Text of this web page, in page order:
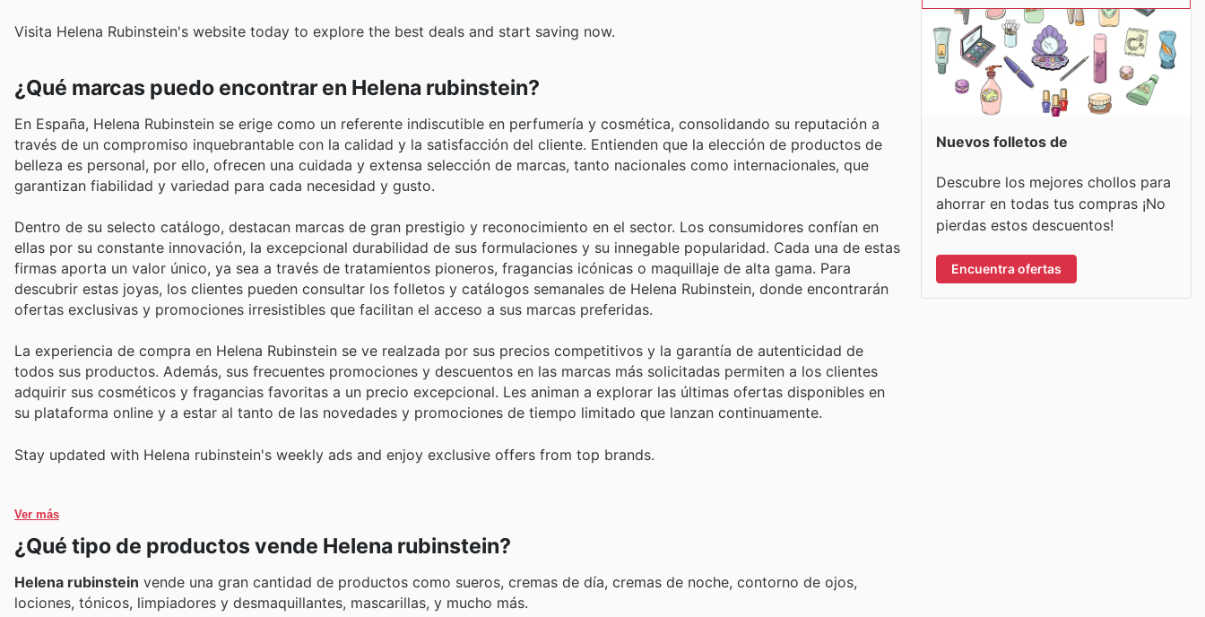
Visita Helena Rubinstein's website today to explore the best deals and start saving now.
¿Qué marcas puedo encontrar en Helena rubinstein?
En España, Helena Rubinstein se erige como un referente indiscutible en perfumería y cosmética, consolidando su reputación a
través de un compromiso inquebrantable con la calidad y la satisfacción del cliente. Entienden que la elección de productos de
belleza es personal, por ello, ofrecen una cuidada y extensa selección de marcas, tanto nacionales como internacionales, que
garantizan fiabilidad y variedad para cada necesidad y gusto.
Dentro de su selecto catálogo, destacan marcas de gran prestigio y reconocimiento en el sector. Los consumidores confían en
ellas por su constante innovación, la excepcional durabilidad de sus formulaciones y su innegable popularidad. Cada una de estas
firmas aporta un valor único, ya sea a través de tratamientos pioneros, fragancias icónicas o maquillaje de alta gama. Para
descubrir estas joyas, los clientes pueden consultar los folletos y catálogos semanales de Helena Rubinstein, donde encontrarán
ofertas exclusivas y promociones irresistibles que facilitan el acceso a sus marcas preferidas.
La experiencia de compra en Helena Rubinstein se ve realzada por sus precios competitivos y la garantía de autenticidad de
todos sus productos. Además, sus frecuentes promociones y descuentos en las marcas más solicitadas permiten a los clientes
adquirir sus cosméticos y fragancias favoritas a un precio excepcional. Les animan a explorar las últimas ofertas disponibles en
su plataforma online y a estar al tanto de las novedades y promociones de tiempo limitado que lanzan continuamente.
Stay updated with Helena rubinstein's weekly ads and enjoy exclusive offers from top brands.
Ver más
¿Qué tipo de productos vende Helena rubinstein?
Helena rubinstein vende una gran cantidad de productos como sueros, cremas de día, cremas de noche, contorno de ojos,
lociones, tónicos, limpiadores y desmaquillantes, mascarillas, y mucho más.
Nuevos folletos de
Descubre los mejores chollos para
ahorrar en todas tus compras ¡No
pierdas estos descuentos!
Encuentra ofertas